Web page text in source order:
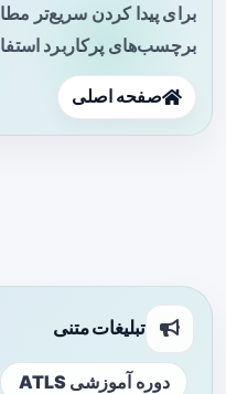
برای پیدا کردن سریع‌تر
برچسب‌های پرکاربرد
صفحه اصلی
تبلیغات متنی
دوره آموزشی ATLS